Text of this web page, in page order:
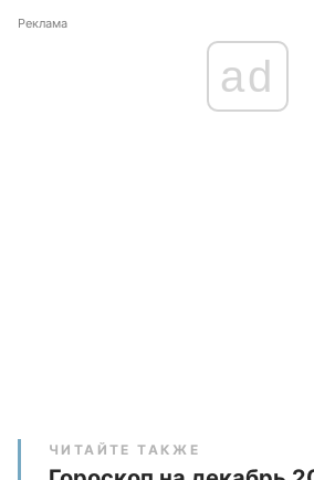
Реклама
ad
ЧИТАЙТЕ ТАКЖЕ